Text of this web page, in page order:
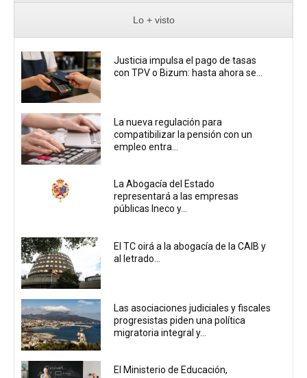
Lo + visto
Justicia impulsa el pago de tasas
con TPV o Bizum: hasta ahora se...
La nueva regulación para
compatibilizar la pensión con un
empleo entra...
La Abogacía del Estado
representará a las empresas
públicas Ineco y...
El TC oirá a la abogacía de la CAIB y
al letrado...
Las asociaciones judiciales y fiscales
progresistas piden una política
migratoria integral y...
El Ministerio de Educación,